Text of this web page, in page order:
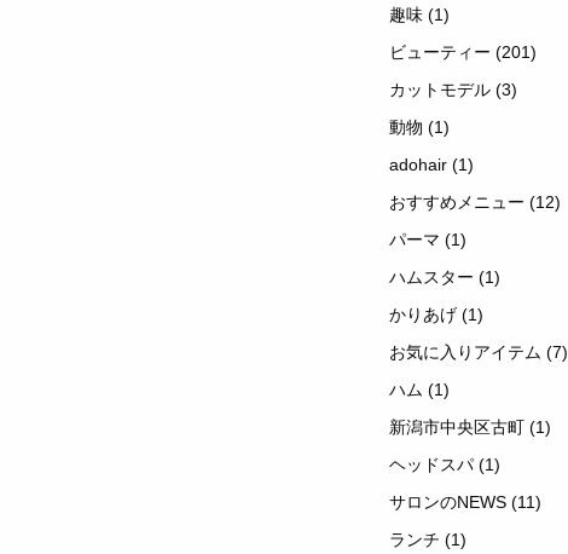
趣味 (1)
ビューティー (201)
カットモデル (3)
動物 (1)
adohair (1)
おすすめメニュー (12)
パーマ (1)
ハムスター (1)
かりあげ (1)
お気に入りアイテム (7)
ハム (1)
新潟市中央区古町 (1)
ヘッドスパ (1)
サロンのNEWS (11)
ランチ (1)